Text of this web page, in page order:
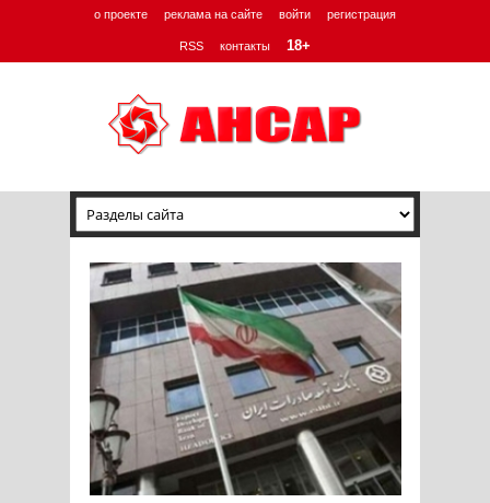
о проекте реклама на сайте войти регистрация
RSS контакты 18+